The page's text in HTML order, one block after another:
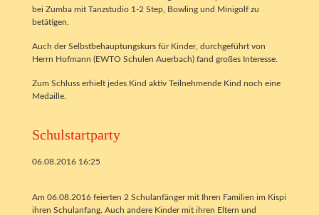
bei Zumba mit Tanzstudio 1-2 Step, Bowling und Minigolf zu
betätigen.
Auch der Selbstbehauptungskurs für Kinder, durchgeführt von
Herrn Hofmann (EWTO Schulen Auerbach) fand großes Interesse.
Zum Schluss erhielt jedes Kind aktiv Teilnehmende Kind noch eine
Medaille.
Schulstartparty
06.08.2016 16:25
Am 06.08.2016 feierten 2 Schulanfänger mit Ihren Familien im Kispi
ihren Schulanfang. Auch andere Kinder mit ihren Eltern und